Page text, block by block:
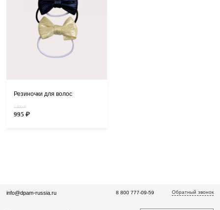
Резиночки для волос
1 990 ₽
995 ₽
info@dpam-russia.ru 8 800 777-09-59 Обратный звонок